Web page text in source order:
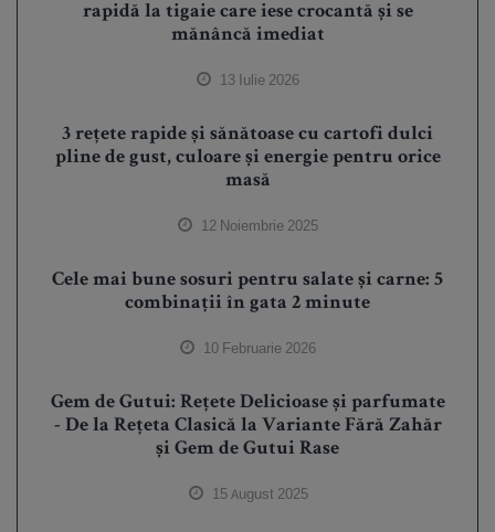
rapidă la tigaie care iese crocantă și se
mănâncă imediat
13 Iulie 2026
3 rețete rapide și sănătoase cu cartofi dulci
pline de gust, culoare și energie pentru orice
masă
12 Noiembrie 2025
Cele mai bune sosuri pentru salate și carne: 5
combinații în gata 2 minute
10 Februarie 2026
Gem de Gutui: Rețete Delicioase și parfumate
- De la Rețeta Clasică la Variante Fără Zahăr
și Gem de Gutui Rase
15 August 2025